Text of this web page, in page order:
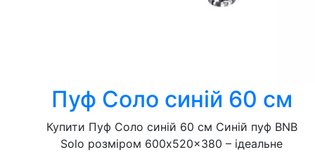
Пуф Соло синій 60 см
Купити Пуф Соло синій 60 см Синій пуф BNB
Solo розміром 600x520x380 – ідеальне